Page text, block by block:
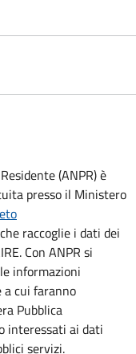
(ANPR) è
presso il Ministero
raccoglie i dati dei
Con ANPR si
informazioni
a cui faranno
Pubblica
interessati ai dati
servizi.